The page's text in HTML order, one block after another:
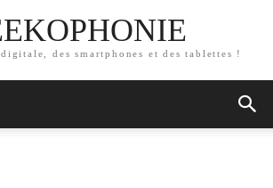
des smartphones et des tablettes !